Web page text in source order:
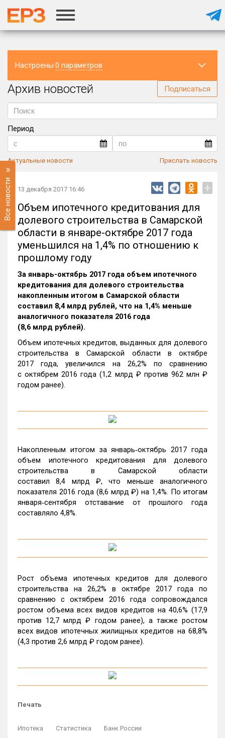
Настроены 0 параметров
Регион
Архив новостей Подписаться
Период
Актуальные новости Прислать новость
Все новости 13 декабря 2017 16:46 +
Объем ипотечного кредитования для
долевого строительства в Самарской
области в январе-октябре 2017 года
уменьшился на 1,4% по отношению к
прошлому году
За январь-октябрь 2017 года объем ипотечного
кредитования для долевого строительства
накопленным итогом в Самарской области
составил 8,4 млрд рублей, что на 1,4% меньше
аналогичного показателя 2016 года
(8,6 млрд рублей).
Объем ипотечных кредитов, выданных для долевого
строительства в Самарской области в октябре
2017 года, увеличился на 26,2% по сравнению
с октябрем 2016 года (1,2 млрд ₽ против 962 млн ₽
годом ранее).
Накопленным итогом за январь‑октябрь 2017 года
объем ипотечного кредитования для долевого
строительства в Самарской области
составил 8,4 млрд ₽, что меньше аналогичного
показателя 2016 года (8,6 млрд ₽) на 1,4%. По итогам
января‑сентября отставание от прошлого года
составляло 4,8%.
Рост объема ипотечных кредитов для долевого
строительства на 26,2% в октябре 2017 года по
сравнению с октябрем 2016 года сопровождался
ростом объема всех видов кредитов на 40,6% (17,9
против 12,7 млрд ₽ годом ранее), а также ростом
всех видов ипотечных жилищных кредитов на 68,8%
(4,3 против 2,6 млрд ₽ годом ранее).
Печать
Ипотека Статистика Банк России